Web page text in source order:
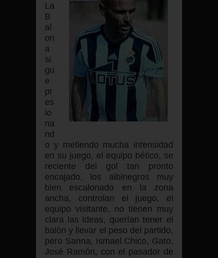
La
B
al
on
a
si
gu
e
pr
es
io
na
nd
o y metiendo mucha intensidad
en su juego, el equipo bético, se
reciente del gol tan pronto
encajado, los albinegros muy
bien escalonado en la zona
ancha, controlan el juego, el
equipo visitante, no tienen muy
clara las ideas, querían tener el
balón y llevar el peso del partido,
pero Sanna, Ismael Chico, Gato,
José Ramón, con el pasador de